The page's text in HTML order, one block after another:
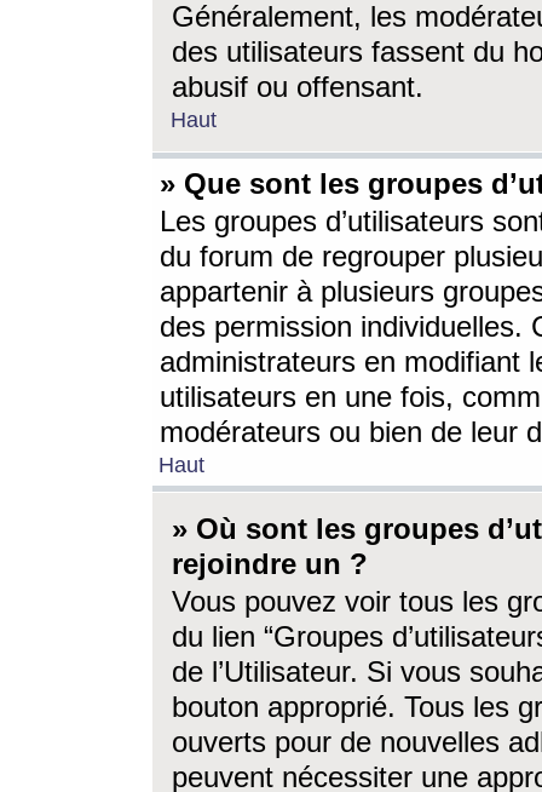
Généralement, les
des utilisateurs fassent du
abusif ou offensant.
Haut
» Que sont les groupes
Les groupes d’utilisateurs
du forum de regrouper
appartenir à plusieurs
des permission individuelles.
administrateurs en modifiant
utilisateurs en une fois,
modérateurs ou bien de leur
Haut
» Où sont les groupes
rejoindre un ?
Vous pouvez voir tous les
du lien “Groupes
de l’Utilisateur. Si vous
bouton approprié. Tous les
ouverts pour de nouvelles
peuvent nécessiter une